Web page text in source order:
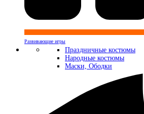
Развивающие игры
Праздничные костюмы
Народные костюмы
Маски, Ободки